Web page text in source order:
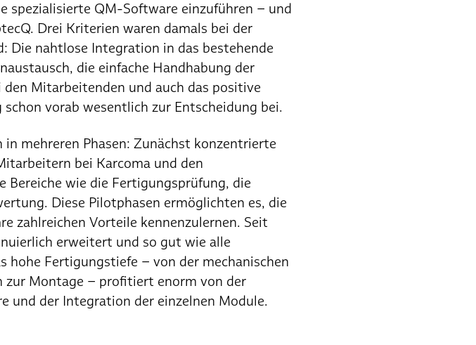
spezialisierte QM-Software einzuführen – und
Drei Kriterien waren damals bei der
Die nahtlose Integration in das bestehende
die einfache Handhabung der
Mitarbeitenden und auch das positive
vorab wesentlich zur Entscheidung bei.
mehreren Phasen: Zunächst konzentrierte
bei Karcoma und den
Bereiche wie die Fertigungsprüfung, die
Diese Pilotphasen ermöglichten es, die
zahlreichen Vorteile kennenzulernen. Seit
erweitert und so gut wie alle
Fertigungstiefe – von der mechanischen
Montage – profitiert enorm von der
und der Integration der einzelnen Module.